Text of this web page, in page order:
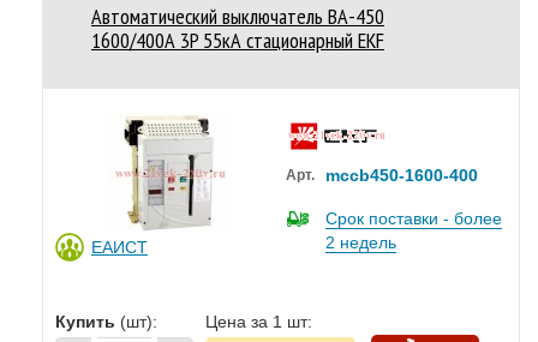
Автоматический выключатель ВА-450
1600/400А 3P 55кА стационарный EKF
ЕАИСТ
Арт. mccb450-1600-400
Срок поставки - более
2 недель
Купить (шт): Цена за 1 шт: